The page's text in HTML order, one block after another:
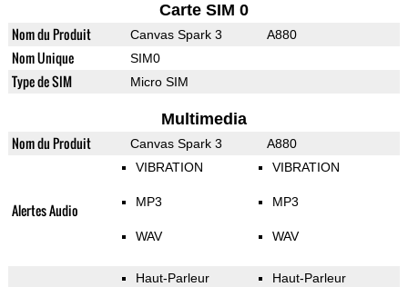
Carte SIM 0
Nom du Produit Canvas Spark 3 A880
Nom Unique SIM0
Type de SIM Micro SIM
Multimedia
Nom du Produit Canvas Spark 3 A880
Alertes Audio
VIBRATION
MP3
WAV
VIBRATION
MP3
WAV
Haut-Parleur Haut-Parleur